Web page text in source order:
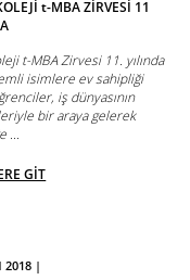
t-MBA ZİRVESİ 11
t-MBA Zirvesi 11. yılında
isimlere ev sahipliği
iş dünyasının
bir araya gelerek
...
GİT
2018 |